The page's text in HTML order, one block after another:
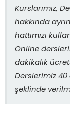
Kurslarımız,
hakkında
hattımızı
Online
dakikalık
Derslerimiz 40
şeklinde